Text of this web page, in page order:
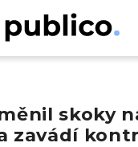
skoky
zavádí
na Publiku